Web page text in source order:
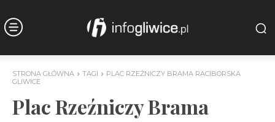
STRONA GŁÓWNA TAGI
PLAC RZEŹNICZY BRAMA RACIBORSKA
GLIWICE
Plac Rzeźniczy Brama